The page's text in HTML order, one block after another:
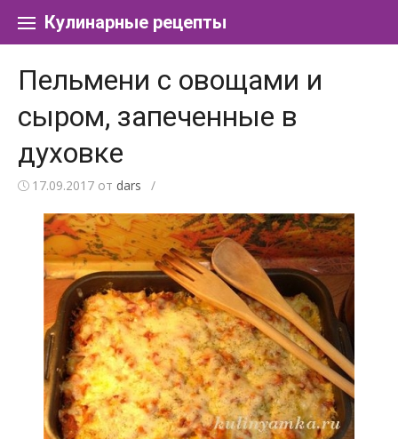
Кулинарные рецепты
Пельмени с овощами и
сыром, запеченные в
духовке
17.09.2017 от dars /